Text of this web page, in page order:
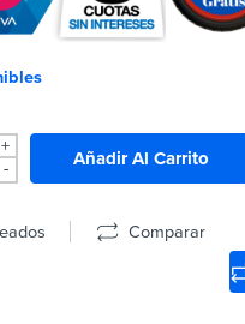
+
-
Añadir Al Carrito
Comparar